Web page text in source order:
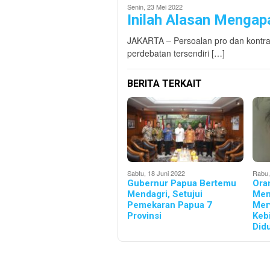
Senin, 23 Mei 2022
Inilah Alasan
JAKARTA – Persoalan pro dan
perdebatan tersendiri […]
BERITA TERKAIT
Sabtu, 18 Juni 2022
Gubernur Papua Bertemu
Mendagri, Setujui
Pemekaran Papua 7
Provinsi